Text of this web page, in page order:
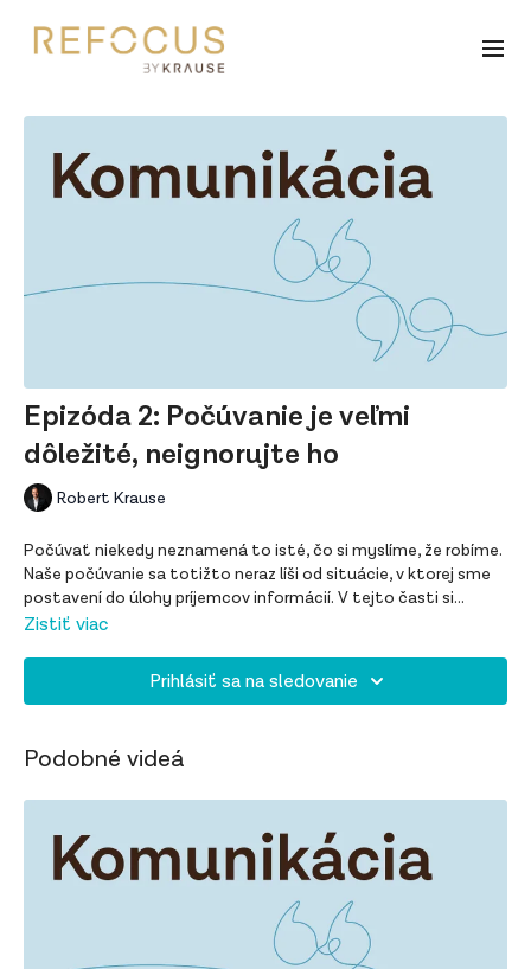
Epizóda 2: Počúvanie je veľmi
dôležité, neignorujte ho
Robert Krause
Počúvať niekedy neznamená to isté, čo si myslíme, že robíme.
Naše počúvanie sa totižto neraz líši od situácie, v ktorej sme
postavení do úlohy príjemcov informácií. V tejto časti si
spoločne vysvetlíme, ako vyzerá aktívne počúvanie, kedy je
nachádzajú medzi týmito dvomi pólmi našej dennej
Zistiť viac
Prihlásiť sa na sledovanie
Podobné videá